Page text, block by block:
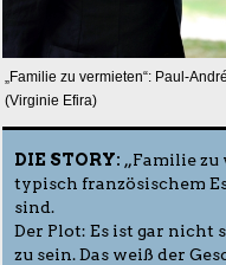
„Familie zu vermieten“: Paul-
(Virginie Efira)
DIE STORY: „Familie
typisch französischem
sind.
Der Plot: Es ist gar nicht
zu sein. Das weiß der